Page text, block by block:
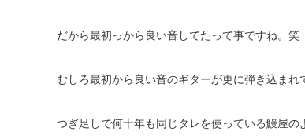
だから最初っから良い音してたって事ですね。笑
むしろ最初から良い音のギターが更に弾き込まれ
つぎ足しで何十年も同じタレを使っている鰻屋の